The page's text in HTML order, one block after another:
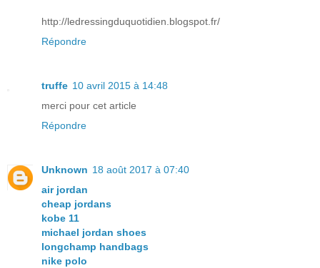
http://ledressingduquotidien.blogspot.fr/
Répondre
truffe 10 avril 2015 à 14:48
merci pour cet article
Répondre
Unknown 18 août 2017 à 07:40
air jordan
cheap jordans
kobe 11
michael jordan shoes
longchamp handbags
nike polo